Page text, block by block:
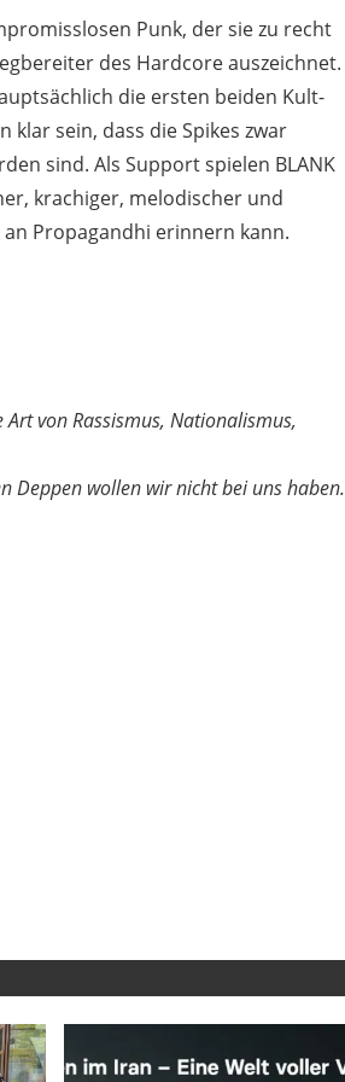
Punk, der sie zu recht
des Hardcore auszeichnet.
die ersten beiden Kult-
klar sein, dass die Spikes zwar
sind. Als Support spielen BLANK
krachiger, melodischer und
Propagandhi erinnern kann.
von Rassismus, Nationalismus,
Deppen wollen wir nicht bei uns haben.